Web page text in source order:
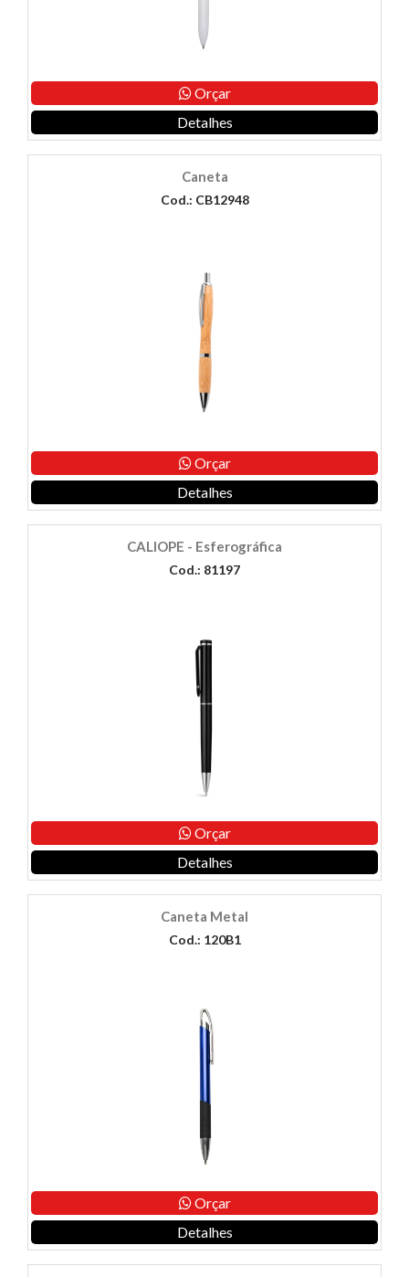
Orçar
Detalhes
Caneta
Cod.: CB12948
Orçar
Detalhes
CALIOPE - Esferográfica
Cod.: 81197
Orçar
Detalhes
Caneta Metal
Cod.: 120B1
Orçar
Detalhes